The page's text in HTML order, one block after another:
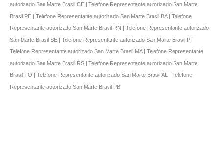
autorizado San Marte Brasil CE | Telefone Representante autorizado San Marte
Brasil PE | Telefone Representante autorizado San Marte Brasil BA | Telefone
Representante autorizado San Marte Brasil RN | Telefone Representante autorizado
San Marte Brasil SE | Telefone Representante autorizado San Marte Brasil PI |
Telefone Representante autorizado San Marte Brasil MA | Telefone Representante
autorizado San Marte Brasil RS | Telefone Representante autorizado San Marte
Brasil TO | Telefone Representante autorizado San Marte Brasil AL | Telefone
Representante autorizado San Marte Brasil PB